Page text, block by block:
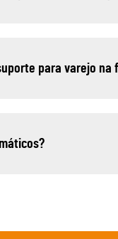
para varejo na